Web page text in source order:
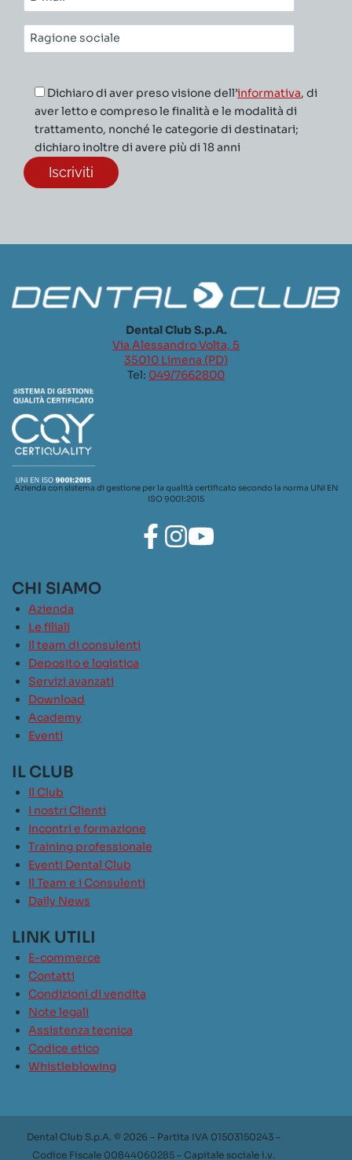
mail*
Ragione
sociale*
Dichiaro di aver preso visione dell’informativa, di
aver letto e compreso le finalità e le modalità di
trattamento, nonché le categorie di destinatari;
dichiaro inoltre di avere più di 18 anni
Dental Club S.p.A.
Via Alessandro Volta, 5
35010 Limena (PD)
Tel: 049/7662800
Azienda con sistema di gestione per la qualità certificato secondo la norma UNI EN
ISO 9001:2015
CHI SIAMO
Azienda
Le filiali
Il team di consulenti
Deposito e logistica
Servizi avanzati
Download
Academy
Eventi
IL CLUB
Il Club
I nostri Clienti
Incontri e formazione
Training professionale
Eventi Dental Club
Il Team e i Consulenti
Daily News
LINK UTILI
E-commerce
Contatti
Condizioni di vendita
Note legali
Assistenza tecnica
Codice etico
Whistleblowing
Dental Club S.p.A. © 2026 – Partita IVA 01503150243 –
Codice Fiscale 00844060285 – Capitale sociale i.v.